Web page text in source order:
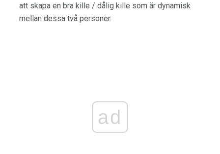
att skapa en bra kille / dålig kille som är dynamisk
mellan dessa två personer.
ad